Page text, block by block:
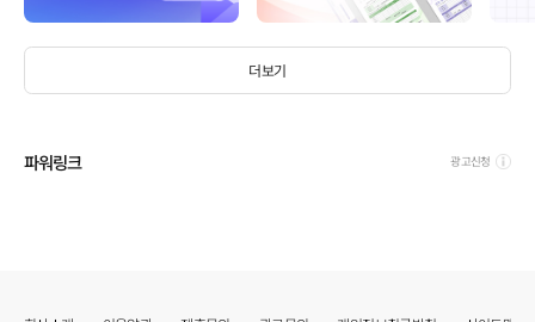
더보기
파워링크 광고신청